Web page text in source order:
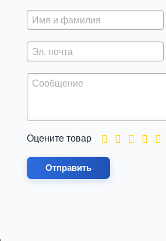
Оцените товар
Отправить